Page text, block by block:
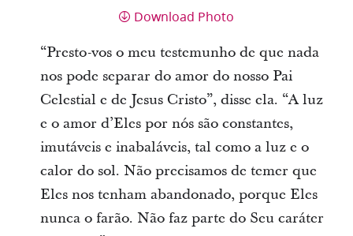
Download Photo
“Presto-vos o meu testemunho de que nada
nos pode separar do amor do nosso Pai
Celestial e de Jesus Cristo”, disse ela. “A luz
e o amor d’Eles por nós são constantes,
imutáveis e inabaláveis, tal como a luz e o
calor do sol. Não precisamos de temer que
Eles nos tenham abandonado, porque Eles
nunca o farão. Não faz parte do Seu caráter